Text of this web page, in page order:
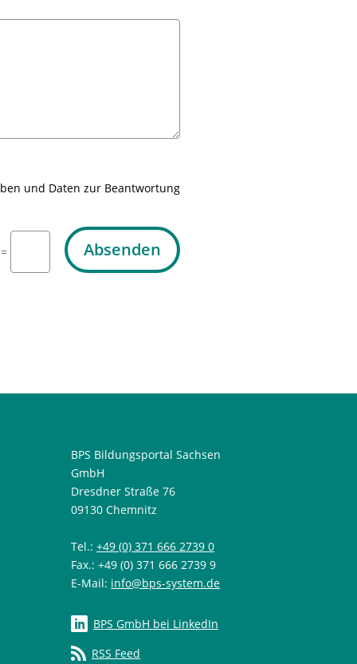
und Daten zur Beantwortung
= Absenden
BPS Bildungsportal Sachsen
GmbH
Dresdner Straße 76
09130 Chemnitz
Tel.:+49 (0) 371 666 2739 0
Fax.: +49 (0) 371 666 2739 9
E-Mail: info@bps-system.de
BPS GmbH bei LinkedIn
RSS Feed